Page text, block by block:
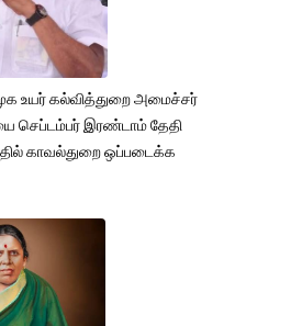
உயர் கல்வித்துறை அமைச்சர்
செப்டம்பர் இரண்டாம் தேதி
காவல்துறை ஒப்படைக்க